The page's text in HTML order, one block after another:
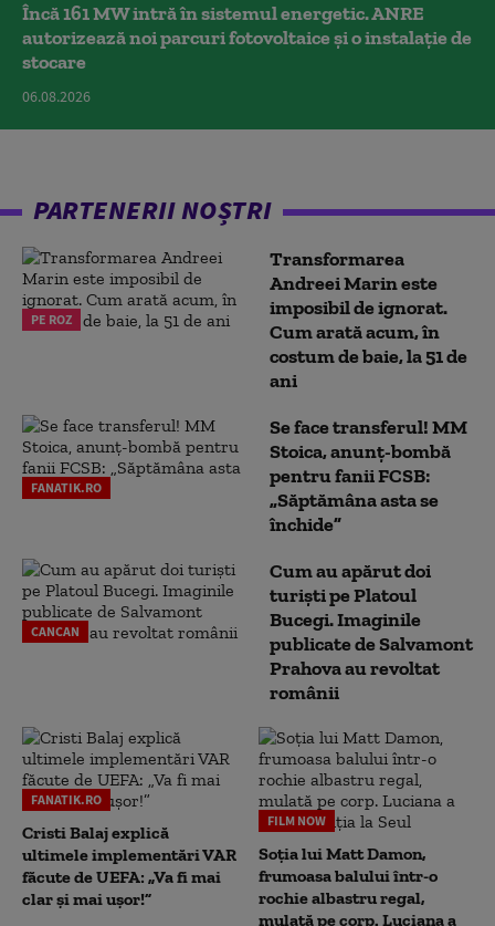
Încă 161 MW intră în sistemul energetic. ANRE
autorizează noi parcuri fotovoltaice și o instalație de
stocare
06.08.2026
PARTENERII NOȘTRI
PE ROZ
Transformarea
Andreei Marin este
imposibil de ignorat.
Cum arată acum, în
costum de baie, la 51 de
ani
FANATIK.RO
Se face transferul! MM
Stoica, anunț-bombă
pentru fanii FCSB:
„Săptămâna asta se
închide”
CANCAN
Cum au apărut doi
turiști pe Platoul
Bucegi. Imaginile
publicate de Salvamont
Prahova au revoltat
românii
FANATIK.RO
Cristi Balaj explică
ultimele implementări VAR
făcute de UEFA: „Va fi mai
clar și mai ușor!”
FILM NOW
Soția lui Matt Damon,
frumoasa balului într-o
rochie albastru regal,
mulată pe corp. Luciana a